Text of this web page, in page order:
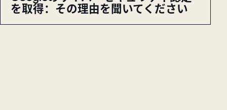
を取得：その理由を聞いてください